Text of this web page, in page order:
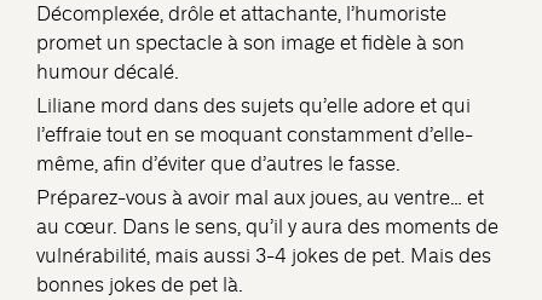
Décomplexée, drôle et attachante, l’humoriste
promet un spectacle à son image et fidèle à son
humour décalé.
Liliane mord dans des sujets qu’elle adore et qui
l’effraie tout en se moquant constamment d’elle-
même, afin d’éviter que d’autres le fasse.
Préparez-vous à avoir mal aux joues, au ventre… et
au cœur. Dans le sens, qu’il y aura des moments de
vulnérabilité, mais aussi 3-4 jokes de pet. Mais des
bonnes jokes de pet là.